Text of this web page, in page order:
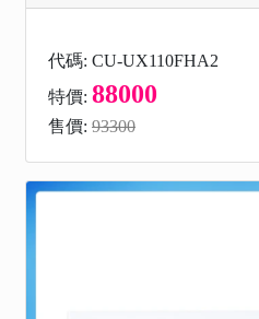
代碼: CU-UX110FHA2
特價: 88000
售價: 93300